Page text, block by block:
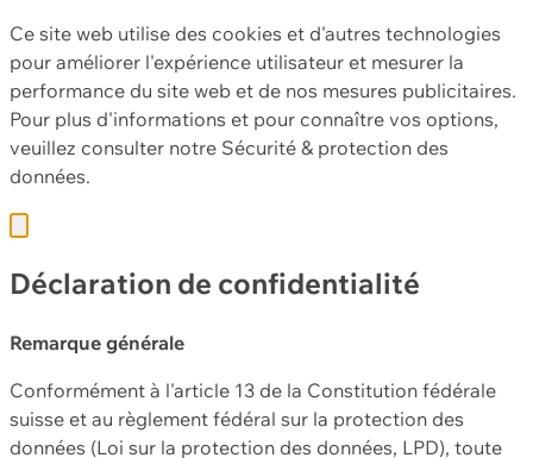
Ce site web utilise des cookies et d'autres technologies
pour améliorer l'expérience utilisateur et mesurer la
performance du site web et de nos mesures publicitaires.
Pour plus d'informations et pour connaître vos options,
veuillez consulter notre Sécurité & protection des
données.
Déclaration de confidentialité
Remarque générale
Conformément à l'article 13 de la Constitution fédérale
suisse et au règlement fédéral sur la protection des
données (Loi sur la protection des données, LPD), toute